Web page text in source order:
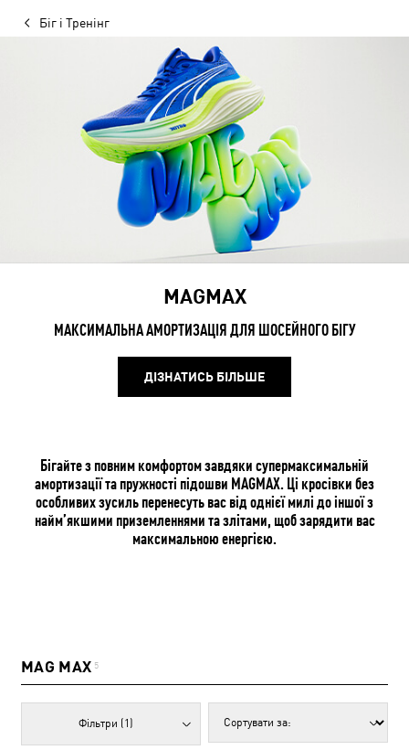
Біг і Тренінг
MAGMAX
МАКСИМАЛЬНА АМОРТИЗАЦІЯ ДЛЯ ШОСЕЙНОГО БІГУ
ДІЗНАТИСЬ БІЛЬШЕ
Бігайте з повним комфортом завдяки супермаксимальній
амортизації та пружності підошви MAGMAX. Ці кросівки без
особливих зусиль перенесуть вас від однієї милі до іншої з
найм’якшими приземленнями та злітами, щоб зарядити вас
максимальною енергією.
MAG MAX 5
Фільтри (1)